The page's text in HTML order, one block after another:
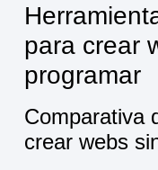
para crear
programar
Comparativa
crear webs